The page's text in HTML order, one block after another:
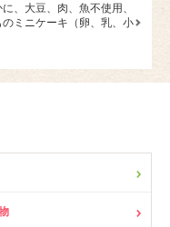
、大豆、肉、魚不使用、
ミニケーキ（卵、乳、小